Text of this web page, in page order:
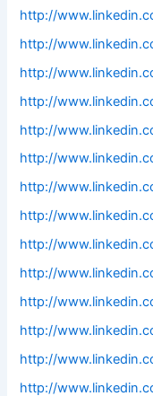
http://
http://
http://
http://
http://
http://
http://
http://
http://
http://
http://
http://
http://
http://